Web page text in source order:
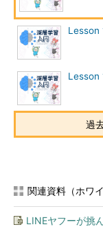
過
関連資料（ホワ
LINEヤフーが挑